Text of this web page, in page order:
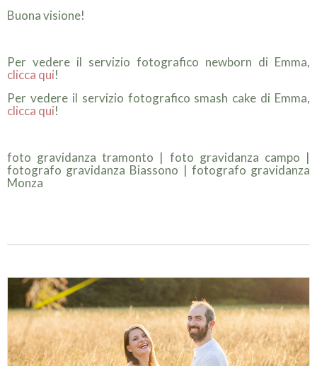
Buona visione!
Per vedere il servizio fotografico newborn di Emma,
clicca qui!
Per vedere il servizio fotografico smash cake di Emma,
clicca qui!
foto gravidanza tramonto | foto gravidanza campo |
fotografo gravidanza Biassono | fotografo gravidanza
Monza